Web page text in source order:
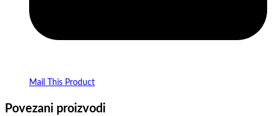
Mail This Product
Povezani proizvodi